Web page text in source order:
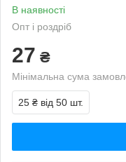
В наявності
Опт і роздріб
27 ₴
Мінімальна сума
25 ₴ від 50 шт.